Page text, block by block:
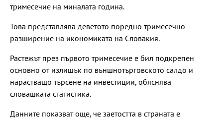
тримесечие на миналата година.
Това представлява деветото поредно тримесечно
разширение на икономиката на Словакия.
Растежът през първото тримесечие е бил подкрепен
основно от излишък по външнотърговското салдо и
нарастващо търсене на инвестиции, обяснява
словашката статистика.
Данните показват още, че заетостта в страната е